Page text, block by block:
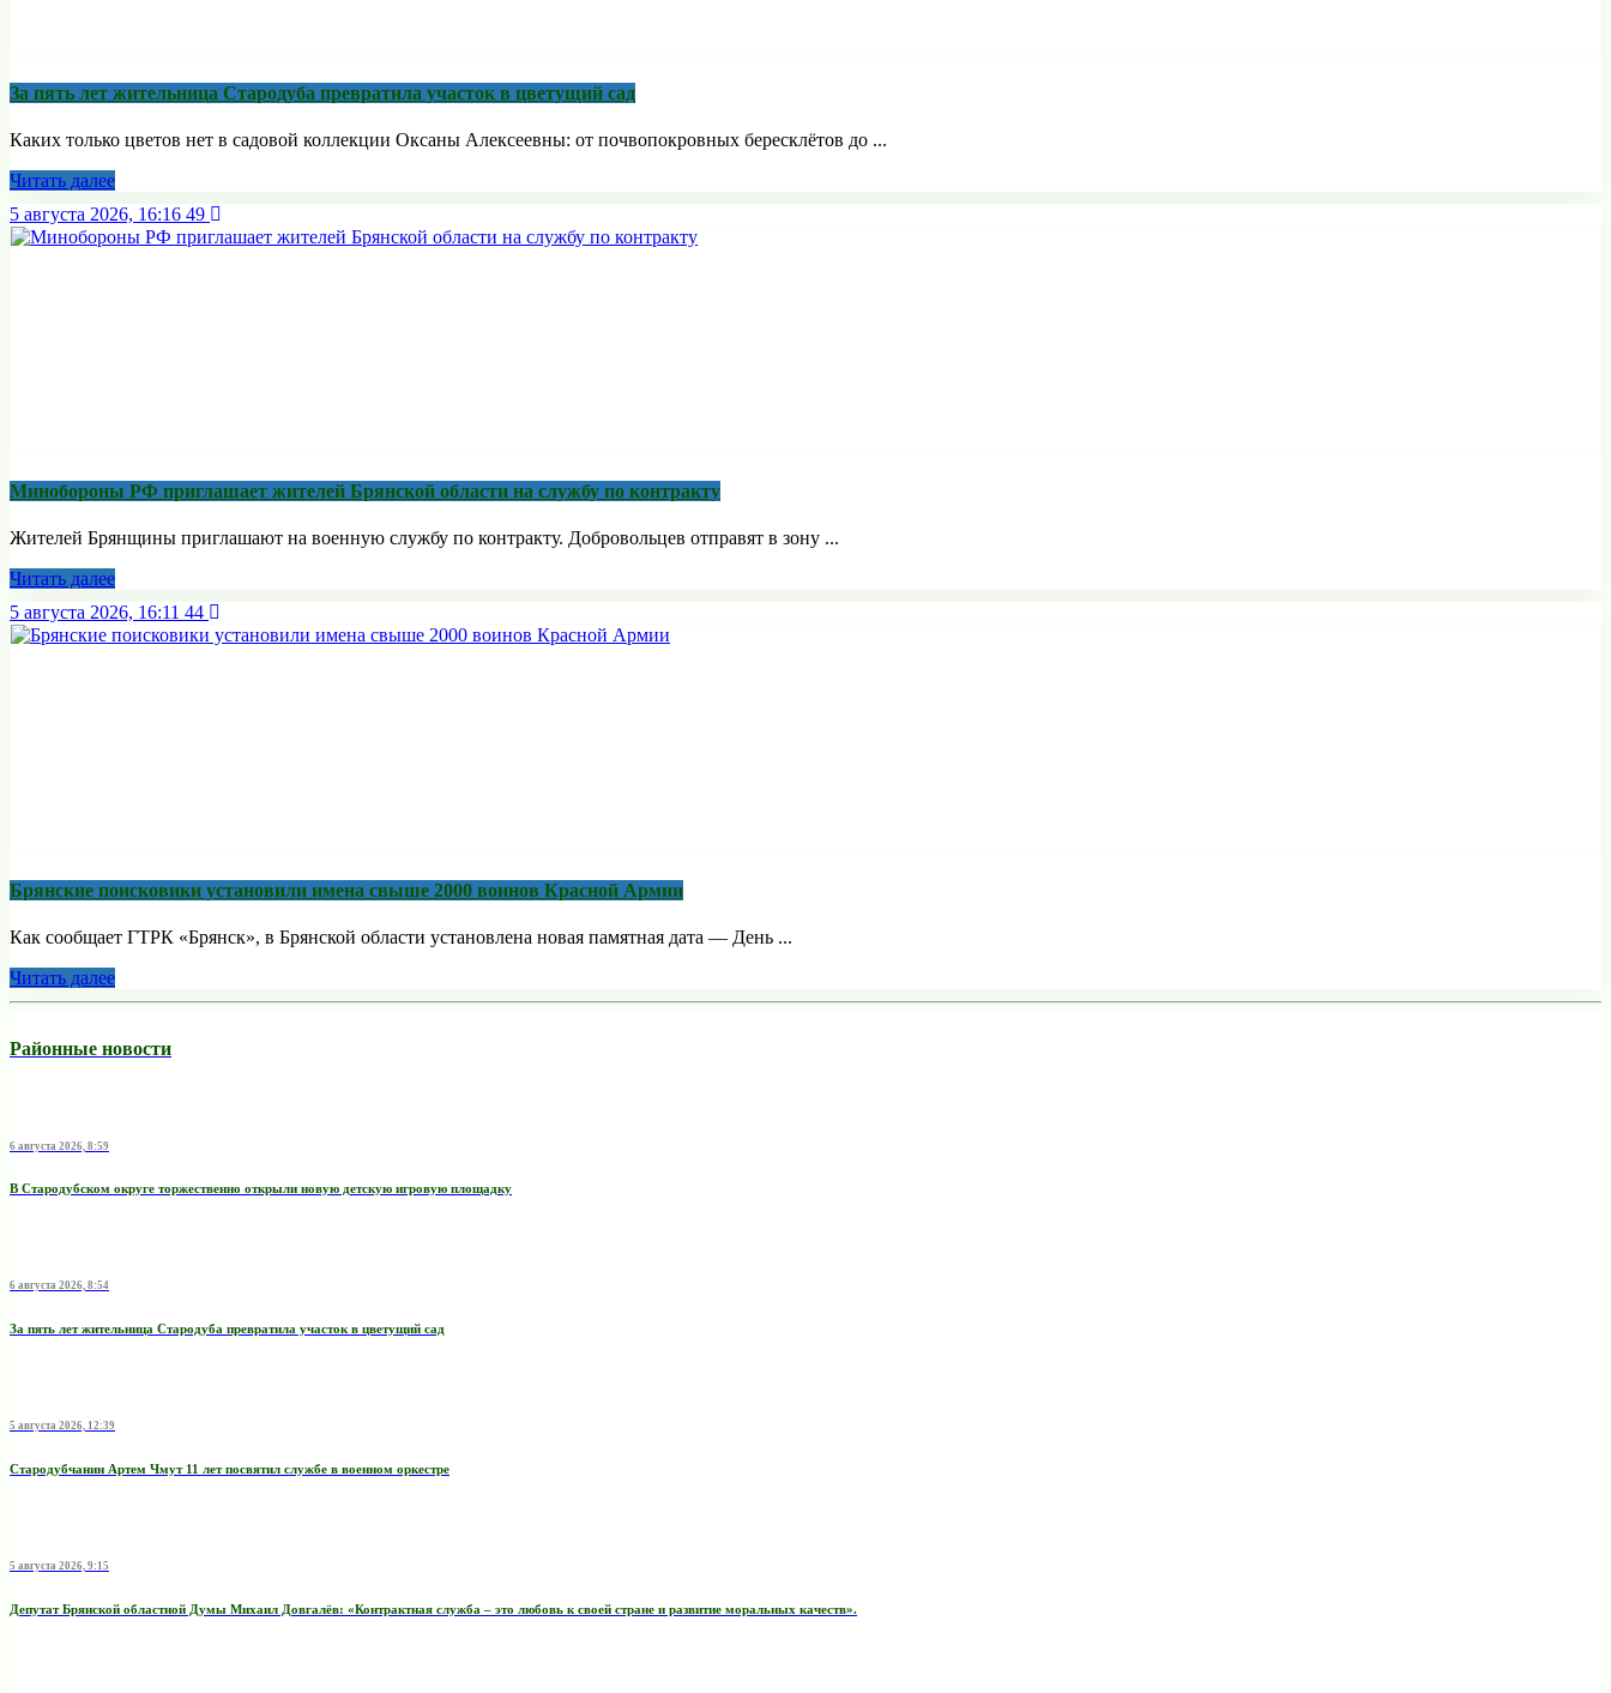
За пять лет жительница Стародуба превратила участок в цветущий сад
Каких только цветов нет в садовой коллекции Оксаны Алексеевны: от почвопокровных бересклётов до ...
Читать далее
5 августа 2026, 16:16 49
Минобoроны РФ приглaшaет житeлeй Брянской области на службу по контракту
Жителей Брянщины приглашают на военную службу по контракту. Добровольцев отправят в зону ...
Читать далее
5 августа 2026, 16:11 44
Брянские поисковики установили имена свыше 2000 воинов Красной Армии
Как сообщает ГТРК «Брянск», в Брянской области установлена новая памятная дата — День ...
Читать далее
Районные новости
6 августа 2026, 8:59
В Стародубском округе торжественно открыли новую детскую игровую площадку
6 августа 2026, 8:54
За пять лет жительница Стародуба превратила участок в цветущий сад
5 августа 2026, 12:39
Стародубчанин Артем Чмут 11 лет посвятил службе в военном оркестре
5 августа 2026, 9:15
Депутат Брянской областной Думы Михаил Довгалёв: «Контрактная служба – это любовь к своей стране и развитие моральных качеств».